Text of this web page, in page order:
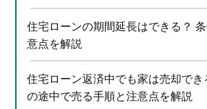
住宅ローンの期間延長はできる？
意点を解説
住宅ローン返済中でも家は売却で
の途中で売る手順と注意点を解説